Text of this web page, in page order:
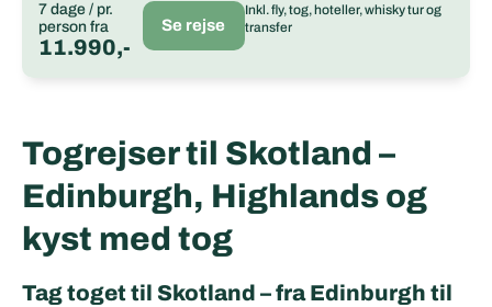
7 dage / pr.
person fra
11.990,-
Se rejse
Inkl. fly, tog, hoteller, whisky tur og
transfer
Togrejser til Skotland –
Edinburgh, Highlands og
kyst med tog
Tag toget til Skotland – fra Edinburgh til